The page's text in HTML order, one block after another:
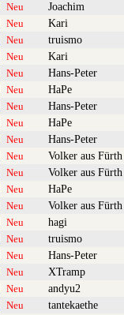
Neu Joachim
Neu Kari
Neu truismo
Neu Kari
Neu Hans-Peter
Neu HaPe
Neu Hans-Peter
Neu HaPe
Neu Hans-Peter
Neu Volker aus Fürth
Neu Volker aus Fürth
Neu HaPe
Neu Volker aus Fürth
Neu hagi
Neu truismo
Neu Hans-Peter
Neu XTramp
Neu andyu2
Neu tantekaethe